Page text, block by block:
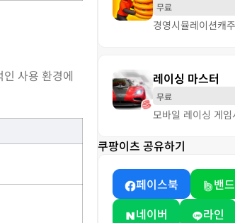
사용 환경에
무료
경영시뮬레이션캐
레이싱 마스터
무료
모바일 레이싱 게임
쿠팡이츠 공유하기
페이스북
밴드
네이버
라인